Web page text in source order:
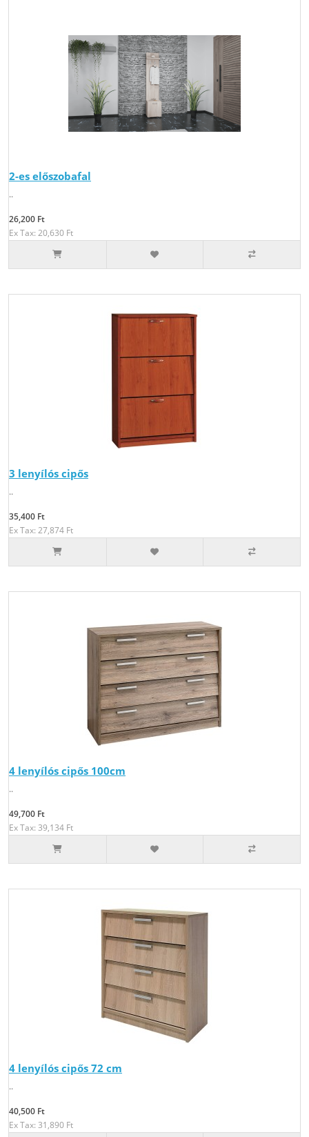
2-es előszobafal
..
26,200 Ft
Ex Tax: 20,630 Ft
3 lenyílós cipős
..
35,400 Ft
Ex Tax: 27,874 Ft
4 lenyílós cipős 100cm
..
49,700 Ft
Ex Tax: 39,134 Ft
4 lenyílós cipős 72 cm
..
40,500 Ft
Ex Tax: 31,890 Ft